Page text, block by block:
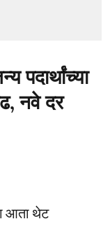
पदार्थांच्या
नवे दर
आता थेट